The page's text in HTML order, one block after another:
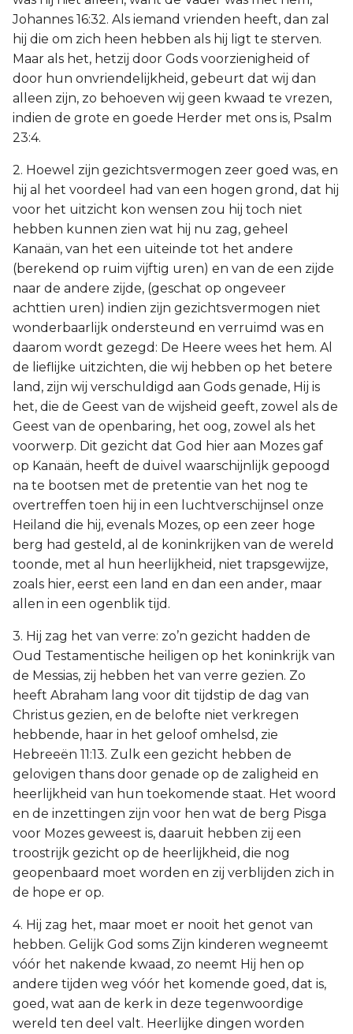
Johannes 16:32. Als iemand vrienden heeft, dan zal
hij die om zich heen hebben als hij ligt te sterven.
Maar als het, hetzij door Gods voorzienigheid of
door hun onvriendelijkheid, gebeurt dat wij dan
alleen zijn, zo behoeven wij geen kwaad te vrezen,
indien de grote en goede Herder met ons is, Psalm
23:4.
2. Hoewel zijn gezichtsvermogen zeer goed was, en
hij al het voordeel had van een hogen grond, dat hij
voor het uitzicht kon wensen zou hij toch niet
hebben kunnen zien wat hij nu zag, geheel
Kanaän, van het een uiteinde tot het andere
(berekend op ruim vijftig uren) en van de een zijde
naar de andere zijde, (geschat op ongeveer
achttien uren) indien zijn gezichtsvermogen niet
wonderbaarlijk ondersteund en verruimd was en
daarom wordt gezegd: De Heere wees het hem. Al
de lieflijke uitzichten, die wij hebben op het betere
land, zijn wij verschuldigd aan Gods genade, Hij is
het, die de Geest van de wijsheid geeft, zowel als de
Geest van de openbaring, het oog, zowel als het
voorwerp. Dit gezicht dat God hier aan Mozes gaf
op Kanaän, heeft de duivel waarschijnlijk gepoogd
na te bootsen met de pretentie van het nog te
overtreffen toen hij in een luchtverschijnsel onze
Heiland die hij, evenals Mozes, op een zeer hoge
berg had gesteld, al de koninkrijken van de wereld
toonde, met al hun heerlijkheid, niet trapsgewijze,
zoals hier, eerst een land en dan een ander, maar
allen in een ogenblik tijd.
3. Hij zag het van verre: zo’n gezicht hadden de
Oud Testamentische heiligen op het koninkrijk van
de Messias, zij hebben het van verre gezien. Zo
heeft Abraham lang voor dit tijdstip de dag van
Christus gezien, en de belofte niet verkregen
hebbende, haar in het geloof omhelsd, zie
Hebreeën 11:13. Zulk een gezicht hebben de
gelovigen thans door genade op de zaligheid en
heerlijkheid van hun toekomende staat. Het woord
en de inzettingen zijn voor hen wat de berg Pisga
voor Mozes geweest is, daaruit hebben zij een
troostrijk gezicht op de heerlijkheid, die nog
geopenbaard moet worden en zij verblijden zich in
de hope er op.
4. Hij zag het, maar moet er nooit het genot van
hebben. Gelijk God soms Zijn kinderen wegneemt
vóór het nakende kwaad, zo neemt Hij hen op
andere tijden weg vóór het komende goed, dat is,
goed, wat aan de kerk in deze tegenwoordige
wereld ten deel valt. Heerlijke dingen worden